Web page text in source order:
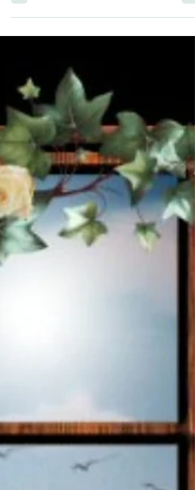
garantir o sucesso na medicina. Devido às
mudanças ocorridas no...